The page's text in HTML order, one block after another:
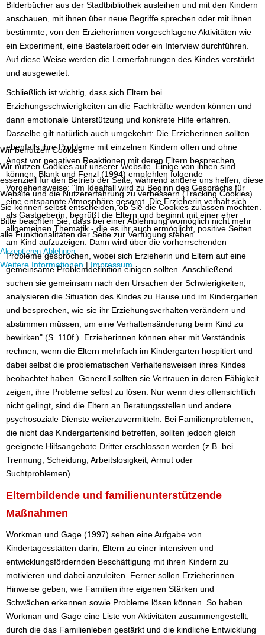
Bilderbücher aus der Stadtbibliothek ausleihen und mit den Kindern
anschauen, mit ihnen über neue Begriffe sprechen oder mit ihnen
bestimmte, von den Erzieherinnen vorgeschlagene Aktivitäten wie
ein Experiment, eine Bastelarbeit oder ein Interview durchführen.
Auf diese Weise werden die Lernerfahrungen des Kindes verstärkt
und ausgeweitet.
Schließlich ist wichtig, dass sich Eltern bei
Erziehungsschwierigkeiten an die Fachkräfte wenden können und
dann emotionale Unterstützung und konkrete Hilfe erfahren.
Dasselbe gilt natürlich auch umgekehrt: Die Erzieherinnen sollten
ebenfalls ihre Probleme mit einzelnen Kindern offen und ohne
Angst vor negativen Reaktionen mit deren Eltern besprechen
können. Blank und Fenzl (1994) empfehlen folgende
Vorgehensweise: "Im Idealfall wird zu Beginn des Gesprächs für
eine entspannte Atmosphäre gesorgt. Die Erzieherin verhält sich
als Gastgeberin, begrüßt die Eltern und beginnt mit einer eher
allgemeinen Thematik - die es ihr auch ermöglicht, positive Seiten
am Kind aufzuzeigen. Dann wird über die vorherrschenden
Probleme gesprochen, wobei sich Erzieherin und Eltern auf eine
gemeinsame Problemdefinition einigen sollten. Anschließend
suchen sie gemeinsam nach den Ursachen der Schwierigkeiten,
analysieren die Situation des Kindes zu Hause und im Kindergarten
und besprechen, wie sie ihr Erziehungsverhalten verändern und
abstimmen müssen, um eine Verhaltensänderung beim Kind zu
bewirken" (S. 110f.). Erzieherinnen können eher mit Verständnis
rechnen, wenn die Eltern mehrfach im Kindergarten hospitiert und
dabei selbst die problematischen Verhaltensweisen ihres Kindes
beobachtet haben. Generell sollten sie Vertrauen in deren Fähigkeit
zeigen, ihre Probleme selbst zu lösen. Nur wenn dies offensichtlich
nicht gelingt, sind die Eltern an Beratungsstellen und andere
psychosoziale Dienste weiterzuvermitteln. Bei Familienproblemen,
die nicht das Kindergartenkind betreffen, sollten jedoch gleich
geeignete Hilfsangebote Dritter erschlossen werden (z.B. bei
Trennung, Scheidung, Arbeitslosigkeit, Armut oder
Suchtproblemen).
Elternbildende und familienunterstützende
Maßnahmen
Workman und Gage (1997) sehen eine Aufgabe von
Kindertagesstätten darin, Eltern zu einer intensiven und
entwicklungsfördernden Beschäftigung mit ihren Kindern zu
motivieren und dabei anzuleiten. Ferner sollen Erzieherinnen
Hinweise geben, wie Familien ihre eigenen Stärken und
Schwächen erkennen sowie Probleme lösen können. So haben
Workman und Gage eine Liste von Aktivitäten zusammengestellt,
durch die das Familienleben gestärkt und die kindliche Entwicklung
Wir benutzen Cookies
Wir nutzen Cookies auf unserer Website. Einige von ihnen sind
essenziell für den Betrieb der Seite, während andere uns helfen, diese
Website und die Nutzererfahrung zu verbessern (Tracking Cookies).
Sie können selbst entscheiden, ob Sie die Cookies zulassen möchten.
Bitte beachten Sie, dass bei einer Ablehnung womöglich nicht mehr
alle Funktionalitäten der Seite zur Verfügung stehen.
Akzeptieren Ablehnen
Weitere Informationen | Impressum